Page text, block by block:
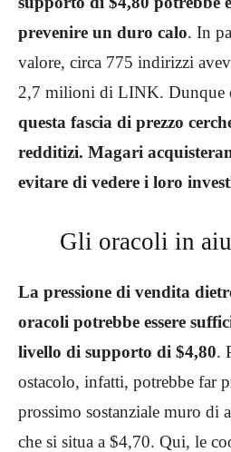
prevenire un duro calo. In
valore, circa 775 indirizzi
2,7 milioni di LINK. Dunque
questa fascia di prezzo
redditizi. Magari
evitare di vedere i loro
Gli oracoli in
La pressione di vendita
oracoli potrebbe essere
livello di supporto di $4,80.
ostacolo, infatti, potrebbe far
prossimo sostanziale muro di
che si situa a $4,70. Qui, le